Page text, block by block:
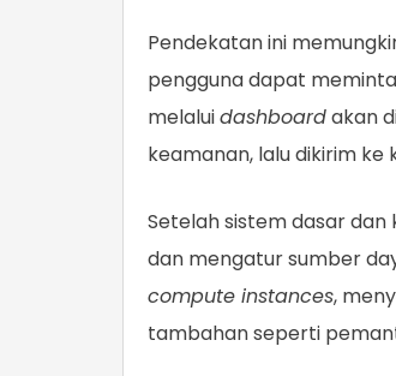
Pendekatan ini
pengguna dapat
melaluidashboardakan
keamanan, lalu dikirim
Setelah sistem dasar
dan mengatur sumber
compute instances,
tambahan seperti